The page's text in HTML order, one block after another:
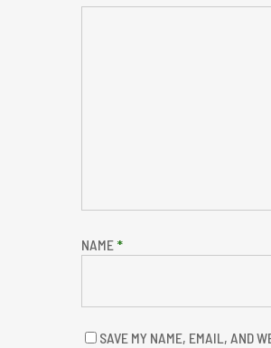
NAME *
SAVE MY NAME, EMAIL, AND